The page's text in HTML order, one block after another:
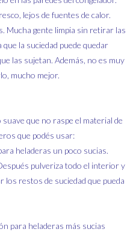
lejos de fuentes de calor.
Mucha gente limpia sin retirar las
la suciedad puede quedar
las sujetan. Además, no es muy
mucho mejor.
que no raspe el material de
que podés usar:
heladeras un poco sucias.
pulveriza todo el interior y
restos de suciedad que pueda
para heladeras más sucias